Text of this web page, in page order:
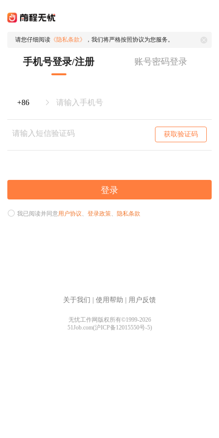
请您仔细阅读 《隐私条款》 ，我们将严格按照协议为您服务。
手机号登录/注册 账号密码登录
获取验证码
登录
我已阅读并同意用户协议、 登录政策、 隐私条款
关于我们 使用帮助 用户反馈
无忧工作网版权所有©1999-2026
51Job.com(沪ICP备12015550号-5)